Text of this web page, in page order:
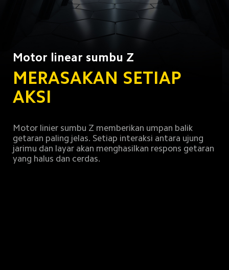
Motor linear sumbu Z
MERASAKAN SETIAP
AKSI
Motor linier sumbu Z memberikan umpan balik
getaran paling jelas. Setiap interaksi antara ujung
jarimu dan layar akan menghasilkan respons getaran
yang halus dan cerdas.